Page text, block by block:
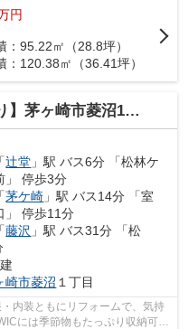
円
：95.22㎡（28.8坪）
：120.38㎡（36.41坪）
市菱沼1丁目 中古戸建 30.25坪
「辻堂 」駅 バス6分 「松林ケ
」 停歩3分
「茅ケ崎 」駅 バス14分 「室
」 停歩11分
「藤沢 」駅 バス31分 「松
崎市菱沼 １丁目
内装ともにリフォームで、気持
には季節物もたっぷり収納可